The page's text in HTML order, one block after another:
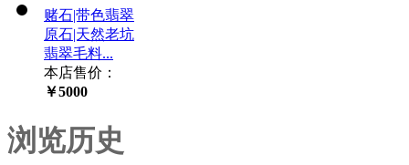
赌石|带色翡翠
原石|天然老坑
翡翠毛料...
本店售价：
￥5000
浏览历史